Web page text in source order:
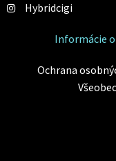
Hybridcigi
Informácie
Ochrana